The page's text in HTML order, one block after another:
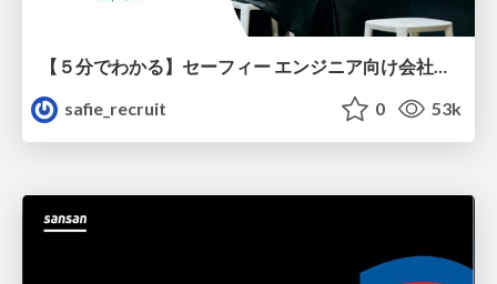
【５分でわかる】セーフィー エンジニア向け会社紹介
safie_recruit
0 53k